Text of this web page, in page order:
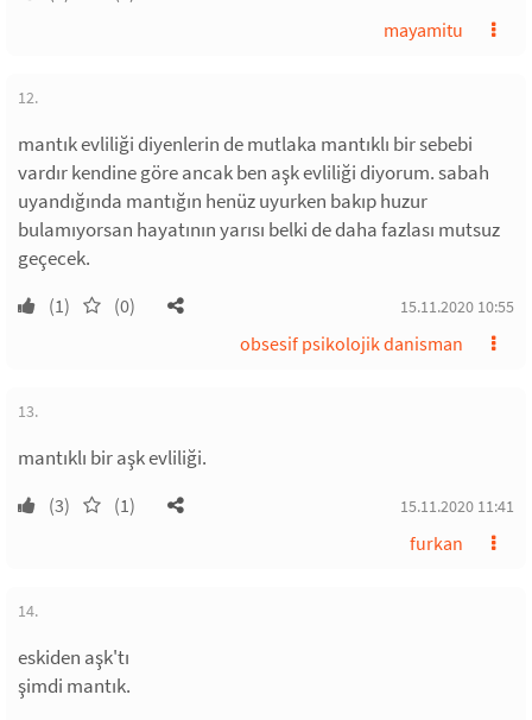
mayamitu
12.
mantık evliliği diyenlerin de mutlaka mantıklı bir sebebi
vardır kendine göre ancak ben aşk evliliği diyorum. sabah
uyandığında mantığın henüz uyurken bakıp huzur
bulamıyorsan hayatının yarısı belki de daha fazlası mutsuz
geçecek.
(1) (0) 15.11.2020 10:55
obsesif psikolojik danisman
13.
mantıklı bir aşk evliliği.
(3) (1) 15.11.2020 11:41
furkan
14.
eskiden aşk'tı
şimdi mantık.